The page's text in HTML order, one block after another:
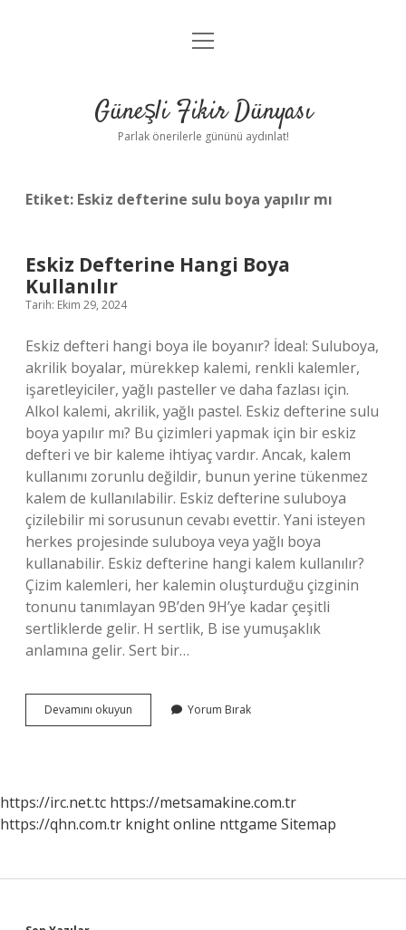
Anasayfa
Yasal Uyarı
menüyü
Güneşli Fikir Dünyası
Parlak önerilerle gününü aydınlat!
Etiket: Eskiz defterine sulu boya yapılır mı
Eskiz Defterine Hangi Boya
Kullanılır
Tarih: Ekim 29, 2024
Eskiz defteri hangi boya ile boyanır? İdeal: Suluboya,
akrilik boyalar, mürekkep kalemi, renkli kalemler,
işaretleyiciler, yağlı pasteller ve daha fazlası için.
Alkol kalemi, akrilik, yağlı pastel. Eskiz defterine sulu
boya yapılır mı? Bu çizimleri yapmak için bir eskiz
defteri ve bir kaleme ihtiyaç vardır. Ancak, kalem
kullanımı zorunlu değildir, bunun yerine tükenmez
kalem de kullanılabilir. Eskiz defterine suluboya
çizilebilir mi sorusunun cevabı evettir. Yani isteyen
herkes projesinde suluboya veya yağlı boya
kullanabilir. Eskiz defterine hangi kalem kullanılır?
Çizim kalemleri, her kalemin oluşturduğu çizginin
tonunu tanımlayan 9B’den 9H’ye kadar çeşitli
sertliklerde gelir. H sertlik, B ise yumuşaklık
anlamına gelir. Sert bir…
Devamını okuyun
Defterine
Yorum Bırak
https://irc.net.tc https://metsamakine.com.tr
https://qhn.com.tr knight online nttgame Sitemap